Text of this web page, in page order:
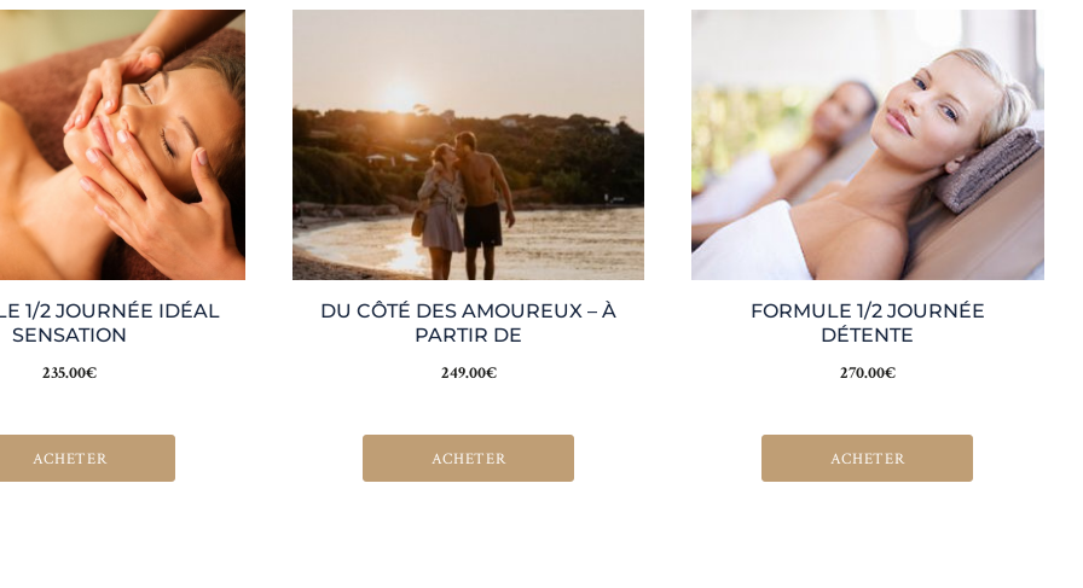
1/2 JOURNÉE IDÉAL
SENSATION
235.00€
ACHETER
DU CÔTÉ DES AMOUREUX – À
PARTIR DE
249.00€
ACHETER
FORMULE 1/2 JOURNÉE
DÉTENTE
270.00€
ACHETER